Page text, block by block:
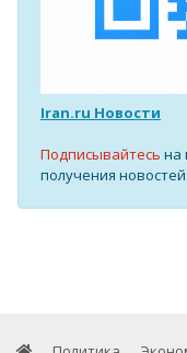
Iran.ru Новости
Подписывайтесь на
получения новостей.